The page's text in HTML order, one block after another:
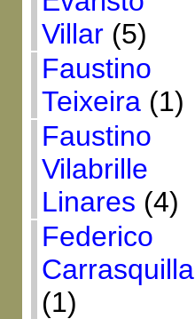
Villar(5)
Faustino
Teixeira(1)
Faustino
Vilabrille
Linares (4)
Federico
Carrasquilla
(1)